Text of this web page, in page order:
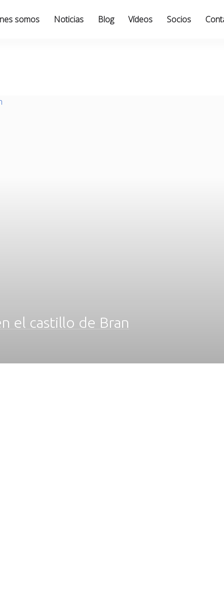
somos Noticias Blog Vídeos Socios
el castillo de Bran